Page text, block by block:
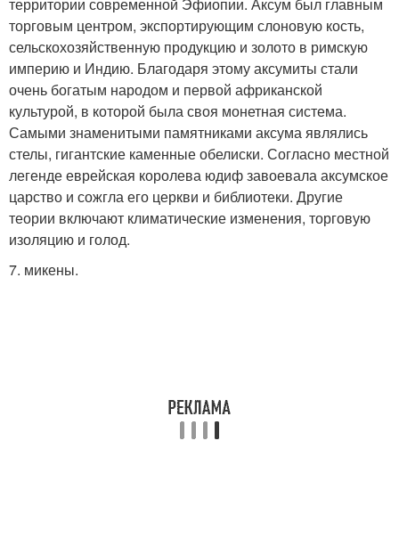
торговым центром, экспортирующим слоновую кость,
сельскохозяйственную продукцию и золото в римскую
империю и Индию. Благодаря этому аксумиты стали
очень богатым народом и первой африканской
культурой, в которой была своя монетная система.
Самыми знаменитыми памятниками аксума являлись
стелы, гигантские каменные обелиски. Согласно местной
легенде еврейская королева юдиф завоевала аксумское
царство и сожгла его церкви и библиотеки. Другие
теории включают климатические изменения, торговую
изоляцию и голод.
7. микены.